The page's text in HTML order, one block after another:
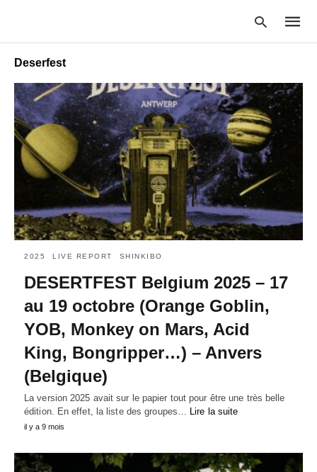
Type
your
query
enter:
Deserfest
2025 LIVE REPORT SHINKIBO
DESERTFEST Belgium 2025 – 17
au 19 octobre (Orange Goblin,
YOB, Monkey on Mars, Acid
King, Bongripper…) – Anvers
(Belgique)
La version 2025 avait sur le papier tout pour être une très belle
édition. En effet, la liste des groupes… Lire la suite
il y a 9 mois